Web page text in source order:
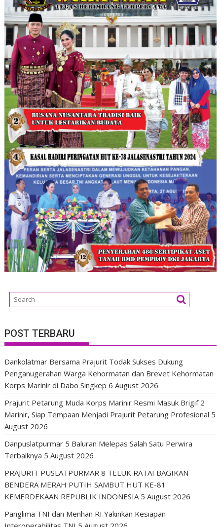
POST TERBARU
Dankolatmar Bersama Prajurit Todak Sukses Dukung
Penganugerahan Warga Kehormatan dan Brevet Kehormatan
Korps Marinir di Dabo Singkep 6 August 2026
Prajurit Petarung Muda Korps Marinir Resmi Masuk Brigif 2
Marinir, Siap Tempaan Menjadi Prajurit Petarung Profesional 5
August 2026
Danpuslatpurmar 5 Baluran Melepas Salah Satu Perwira
Terbaiknya 5 August 2026
PRAJURIT PUSLATPURMAR 8 TELUK RATAI BAGIKAN
BENDERA MERAH PUTIH SAMBUT HUT KE-81
KEMERDEKAAN REPUBLIK INDONESIA 5 August 2026
Panglima TNI dan Menhan RI Yakinkan Kesiapan